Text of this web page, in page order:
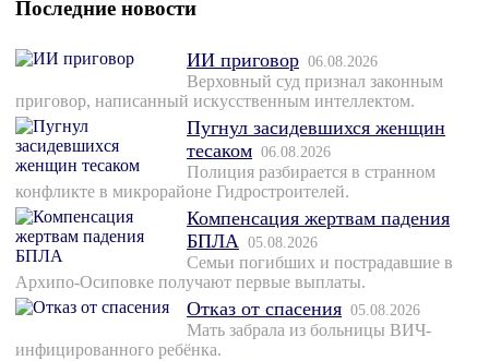
Последние новости
ИИ приговор 06.08.2026
Верховный суд признал законным
приговор, написанный искусственным интеллектом.
Пугнул засидевшихся женщин
тесаком 06.08.2026
Полиция разбирается в странном
конфликте в микрорайоне Гидростроителей.
Компенсация жертвам падения
БПЛА 05.08.2026
Семьи погибших и пострадавшие в
Архипо-Осиповке получают первые выплаты.
Отказ от спасения 05.08.2026
Мать забрала из больницы ВИЧ-
инфицированного ребёнка.